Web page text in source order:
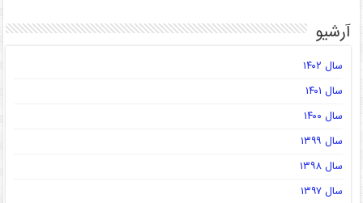
آرشیو
سال ۱۴۰۲
سال ۱۴۰۱
سال ۱۴۰۰
سال ۱۳۹۹
سال ۱۳۹۸
سال ۱۳۹۷